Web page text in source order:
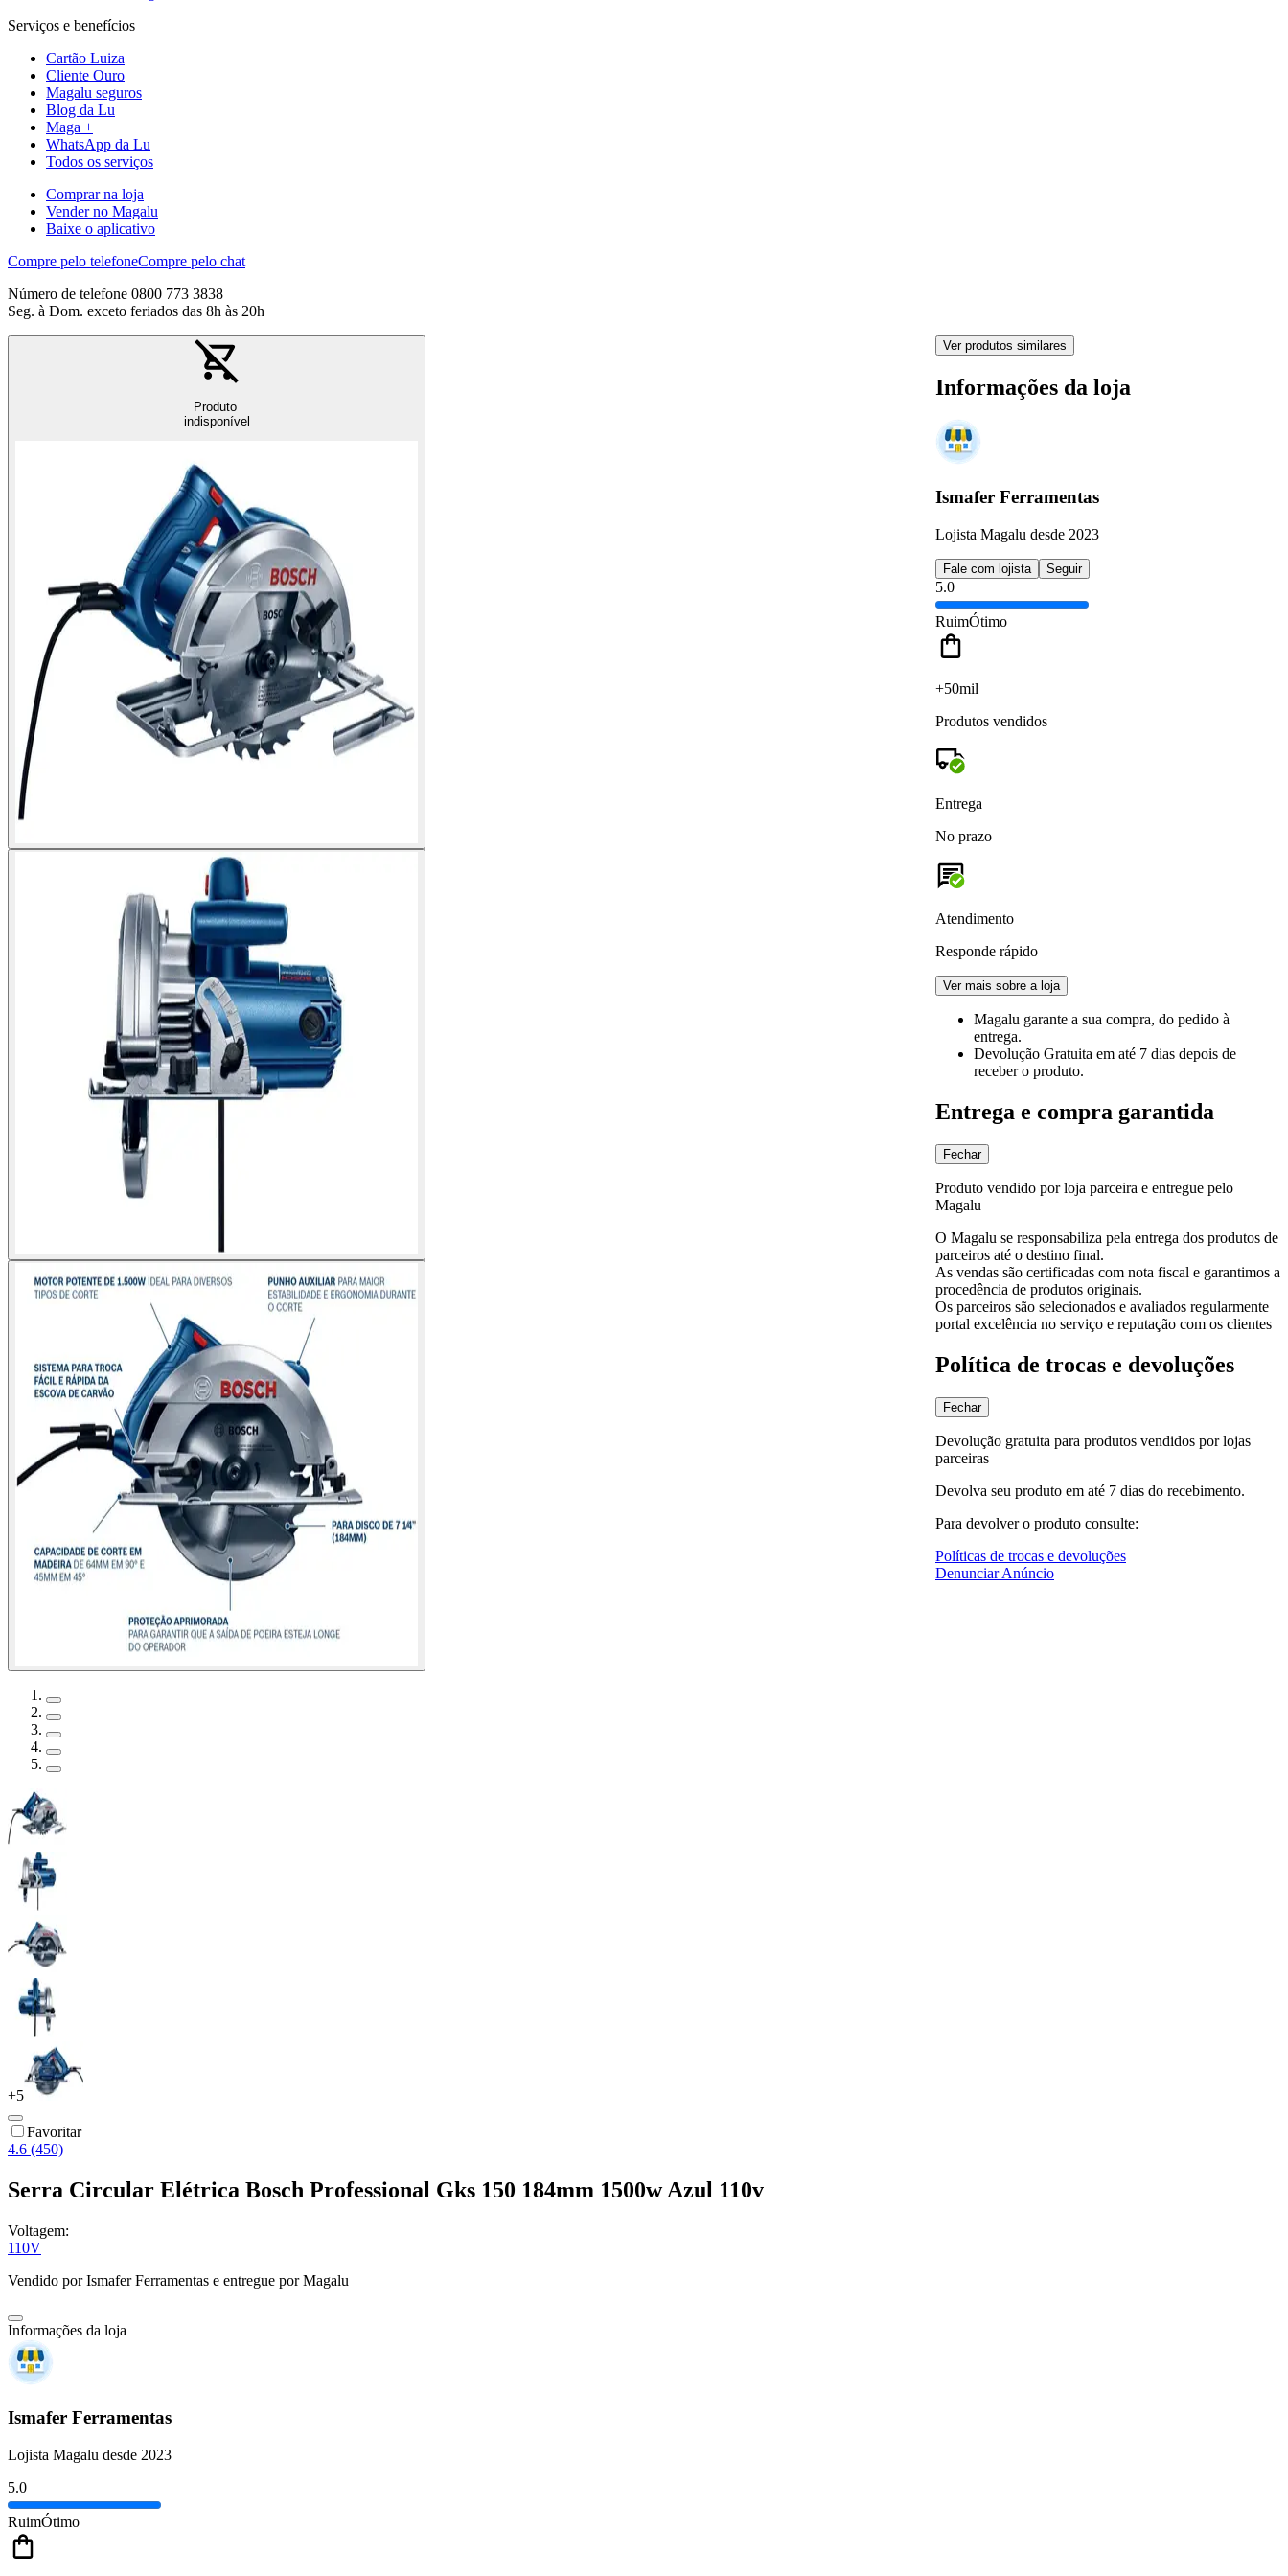
Serviços e benefícios
Cartão Luiza
Cliente Ouro
Magalu seguros
Blog da Lu
Maga +
WhatsApp da Lu
Todos os serviços
Comprar na loja
Vender no Magalu
Baixe o aplicativo
Compre pelo telefoneCompre pelo chat
Número de telefone 0800 773 3838
Seg. à Dom. exceto feriados das 8h às 20h
Produto
indisponível
+5
Favoritar
4.6 (450)
Serra Circular Elétrica Bosch Professional Gks 150 184mm 1500w Azul 110v
Voltagem:
110V
Vendido porIsmafer Ferramentas e entregue por Magalu
Informações da loja
Ismafer Ferramentas
Lojista Magalu desde 2023
5.0
RuimÓtimo
Ver produtos similares
Informações da loja
Ismafer Ferramentas
Lojista Magalu desde 2023
Fale com lojista Seguir
5.0
RuimÓtimo
+50mil
Produtos vendidos
Entrega
No prazo
Atendimento
Responde rápido
Ver mais sobre a loja
Magalu garante a sua compra, do pedido à
entrega.
Devolução Gratuita em até 7 dias depois de
receber o produto.
Entrega e compra garantida
Fechar
Produto vendido por loja parceira e entregue pelo
Magalu
O Magalu se responsabiliza pela entrega dos produtos de
parceiros até o destino final.
As vendas são certificadas com nota fiscal e garantimos a
procedência de produtos originais.
Os parceiros são selecionados e avaliados regularmente
portal excelência no serviço e reputação com os clientes
Política de trocas e devoluções
Fechar
Devolução gratuita para produtos vendidos por lojas
parceiras
Devolva seu produto em até 7 dias do recebimento.
Para devolver o produto consulte:
Políticas de trocas e devoluções
Denunciar Anúncio